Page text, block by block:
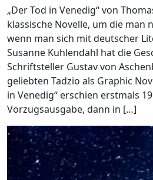
„Der Tod in Venedig“ von
klassische Novelle, um die man
wenn man sich mit deutscher
Susanne Kuhlendahl hat die
Schriftsteller Gustav von
geliebten Tadzio als Graphic
in Venedig“ erschien erstmals
Vorzugsausgabe, dann in […]